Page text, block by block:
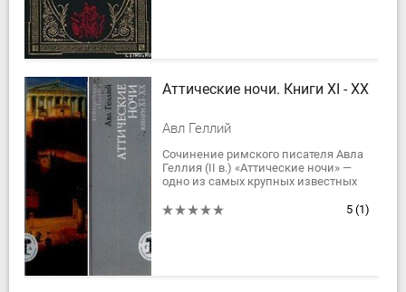
Аттические ночи. Книги XI - XX
Авл Геллий
Сочинение римского писателя Авла
Геллия (II в.) «Аттические ночи» —
одно из самых крупных известных
римской литературы — представляет
5 (1)